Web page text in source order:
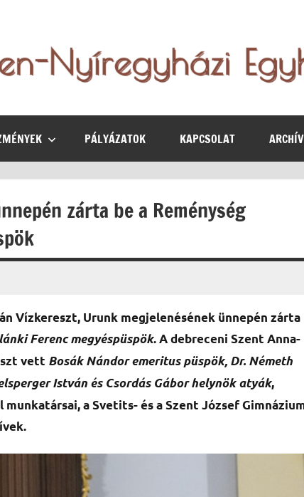
PÁLYÁZATOK KAPCSOLAT
zárta be a Reménység
Vízkereszt, Urunk megjelenésének ünnepén zárta
Ferenc megyéspüspök. A debreceni Szent Anna-
vett Bosák Nándor emeritus püspök, Dr. Németh
István és Csordás Gábor helynök atyák,
a Svetits- és a Szent József